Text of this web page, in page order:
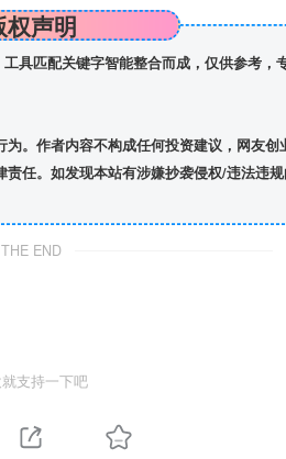
权声明
匹配关键字智能整合而成，仅供参考，
。作者内容不构成任何投资建议，网友创
任。如发现本站有涉嫌抄袭侵权/违法违
THE END
支持一下吧